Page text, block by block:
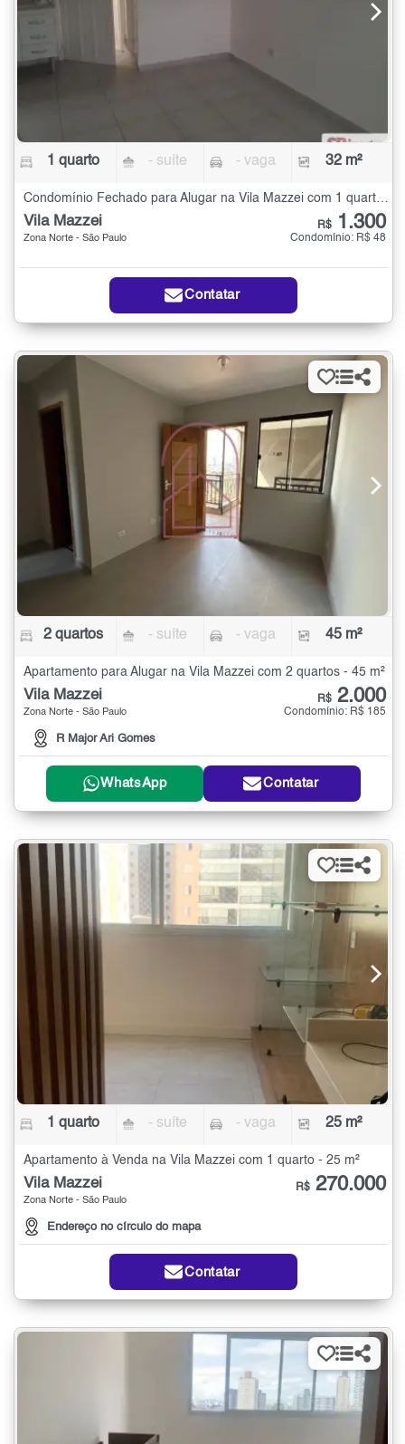
1 quarto - suíte - vaga 32 m²
Condomínio Fechado para Alugar na Vila Mazzei com 1 quarto - 32 m²
Vila Mazzei
Zona Norte - São Paulo
R$ 1.300
Condomínio: R$ 48
Contatar
2 quartos - suíte - vaga 45 m²
Apartamento para Alugar na Vila Mazzei com 2 quartos - 45 m²
Vila Mazzei
Zona Norte - São Paulo
R Major Ari Gomes
R$ 2.000
Condomínio: R$ 185
WhatsApp Contatar
1 quarto - suíte - vaga 25 m²
Apartamento à Venda na Vila Mazzei com 1 quarto - 25 m²
Vila Mazzei
Zona Norte - São Paulo
Endereço no círculo do mapa
R$ 270.000
Contatar